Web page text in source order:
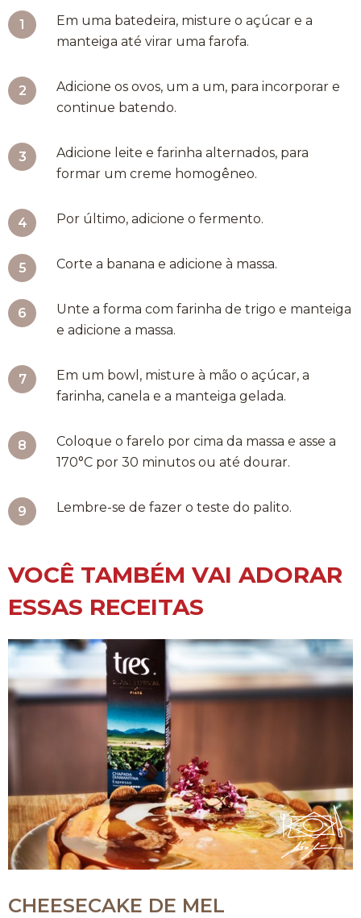
Em uma batedeira, misture o açúcar e a
manteiga até virar uma farofa.
Adicione os ovos, um a um, para incorporar e
continue batendo.
Adicione leite e farinha alternados, para
formar um creme homogêneo.
Por último, adicione o fermento.
Corte a banana e adicione à massa.
Unte a forma com farinha de trigo e manteiga
e adicione a massa.
Em um bowl, misture à mão o açúcar, a
farinha, canela e a manteiga gelada.
Coloque o farelo por cima da massa e asse a
170°C por 30 minutos ou até dourar.
Lembre-se de fazer o teste do palito.
VOCÊ TAMBÉM VAI ADORAR
ESSAS RECEITAS
CHEESECAKE DE MEL